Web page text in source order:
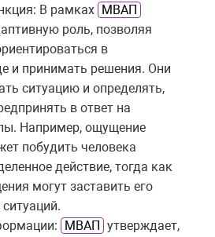
В рамках МВАП
роль, позволяя
в
и принимать решения. Они
ситуацию и определять,
в ответ на
Например, ощущение
побудить человека
действие, тогда как
могут заставить его
МВАП утверждает,